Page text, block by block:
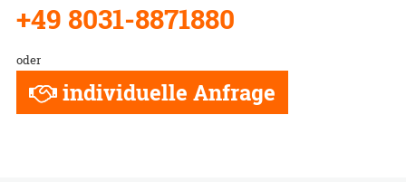
+49 8031-8871880
oder
individuelle Anfrage